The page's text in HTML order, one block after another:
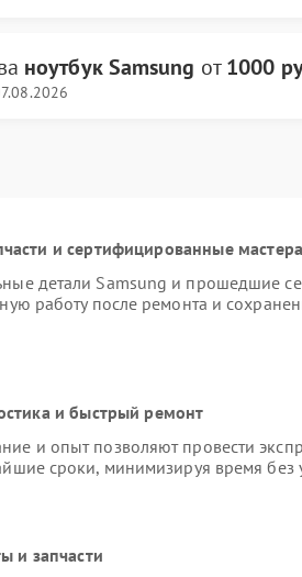
ноутбук Samsung от1000
и сертифицированные мастера
детали Samsung и прошедшие
работу после ремонта и
и быстрый ремонт
и опыт позволяют провести
сроки, минимизируя время без
и запчасти